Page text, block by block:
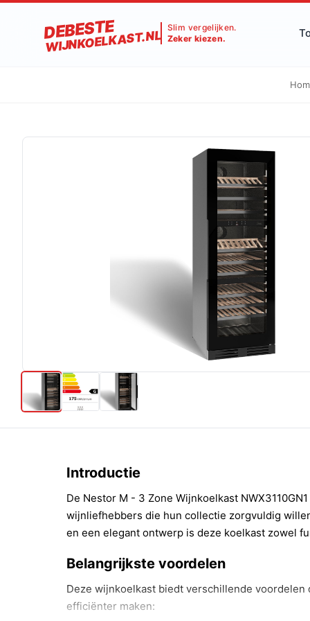
DEBESTE
WIJNKOELKAST.NL
Slim vergelijken.
Zeker kiezen.
Introductie
De Nestor M - 3 Zone Wijnkoelkast
wijnliefhebbers die hun collectie zorgvuldig
en een elegant ontwerp is deze koelkast zowel
Belangrijkste voordelen
Deze wijnkoelkast biedt verschillende
efficiënter maken: